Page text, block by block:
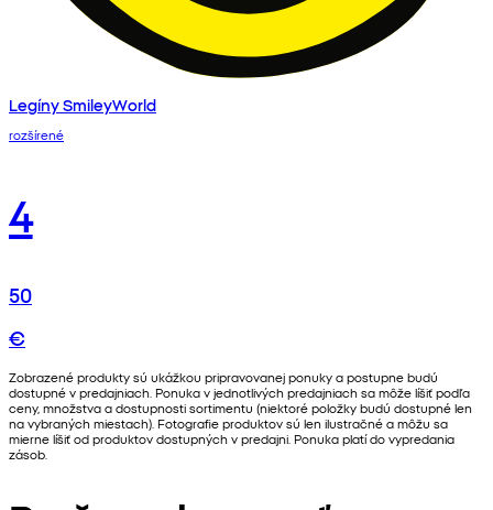
Legíny SmileyWorld
rozšírené
4
50
€
Zobrazené produkty sú ukážkou pripravovanej ponuky a postupne budú
dostupné v predajniach. Ponuka v jednotlivých predajniach sa môže líšiť podľa
ceny, množstva a dostupnosti sortimentu (niektoré položky budú dostupné len
na vybraných miestach). Fotografie produktov sú len ilustračné a môžu sa
mierne líšiť od produktov dostupných v predajni. Ponuka platí do vypredania
zásob.